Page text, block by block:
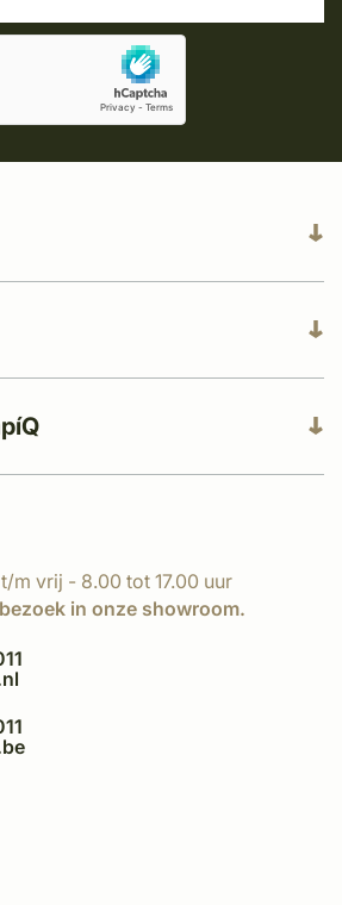
m vrij - 8.00 tot 17.00 uur
in onze showroom.